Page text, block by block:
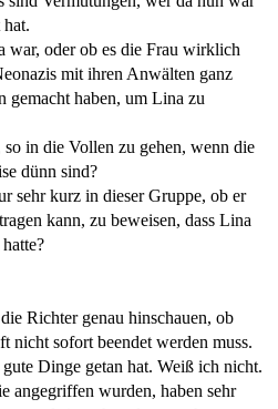
war, oder ob es die Frau wirklich
mit ihren Anwälten ganz
gemacht haben, um Lina zu
so in die Vollen zu gehen, wenn die
dünn sind?
sehr kurz in dieser Gruppe, ob er
kann, zu beweisen, dass Lina
Richter genau hinschauen, ob
nicht sofort beendet werden muss.
Dinge getan hat. Weiß ich nicht.
angegriffen wurden, haben sehr